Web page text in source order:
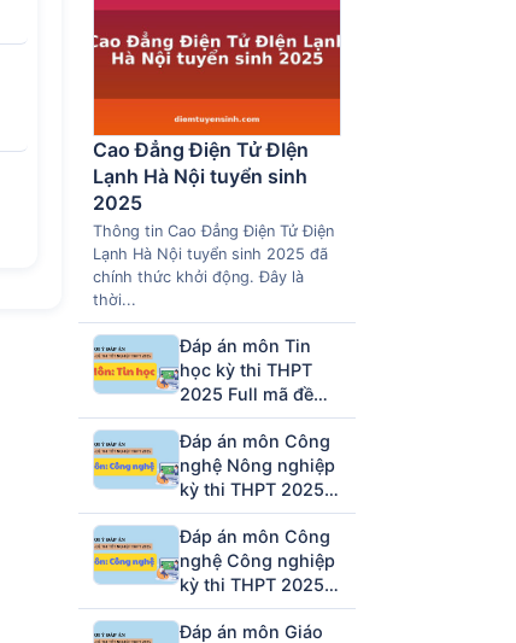
Cao Đẳng Điện Tử ĐIện
Lạnh Hà Nội tuyển sinh
2025
Thông tin Cao Đẳng Điện Tử Điện
Lạnh Hà Nội tuyển sinh 2025 đã
chính thức khởi động. Đây là
thời...
Đáp án môn Tin
học kỳ thi THPT
2025 Full mã đề
(tham khảo)
Đáp án môn Công
nghệ Nông nghiệp
kỳ thi THPT 2025
full mã đề (tham
khảo)
Đáp án môn Công
nghệ Công nghiệp
kỳ thi THPT 2025
full mã đề (tham
khảo)
Đáp án môn Giáo